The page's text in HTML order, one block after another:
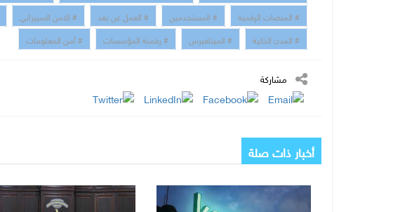
# المنصات الرقمية
# المستخدمين # العمل عن بعد # الامن السبيراني
# المدن الذكية
# الميتافيرس # رقمنة المؤسسات # أمن المعلومات
مشاركة
أخبار ذات صلة